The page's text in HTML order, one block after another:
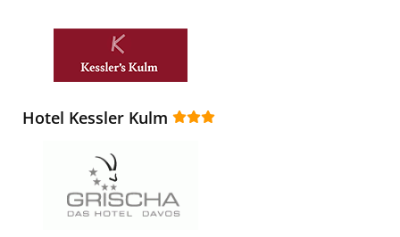
Hotel Kessler Kulm